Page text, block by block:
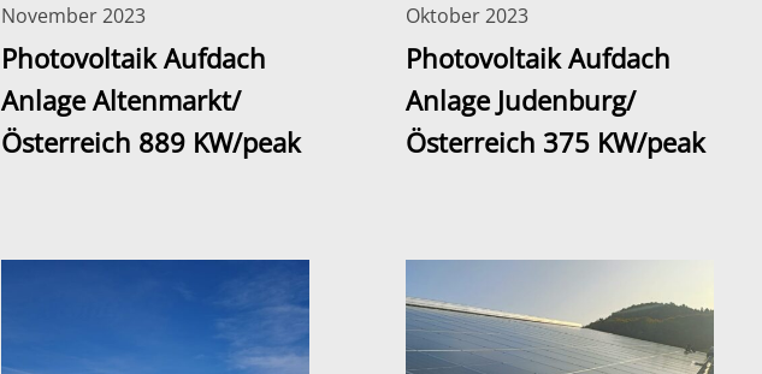
November 2023
Photovoltaik Aufdach
Anlage Altenmarkt/
Österreich 889 KW/peak
Oktober 2023
Photovoltaik Aufdach
Anlage Judenburg/
Österreich 375 KW/peak